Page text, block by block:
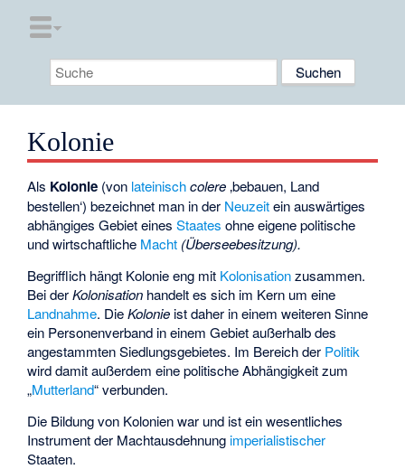
Kolonie
Als Kolonie (von lateinisch colere ‚bebauen, Land
bestellen‘) bezeichnet man in der Neuzeitein auswärtiges
abhängiges Gebiet einesStaates ohne eigene politische
und wirtschaftliche Macht (Überseebesitzung).
Begrifflich hängt Kolonie eng mit Kolonisationzusammen.
Bei derKolonisation handelt es sich im Kern um eine
Landnahme. DieKolonie ist daher in einem weiteren Sinne
ein Personenverband in einem Gebiet außerhalb des
angestammten Siedlungsgebietes. Im Bereich der Politik
wird damit außerdem eine politische Abhängigkeit zum
„Mutterland“ verbunden.
Die Bildung von Kolonien war und ist ein wesentliches
Instrument der Machtausdehnung imperialistischer
Staaten.